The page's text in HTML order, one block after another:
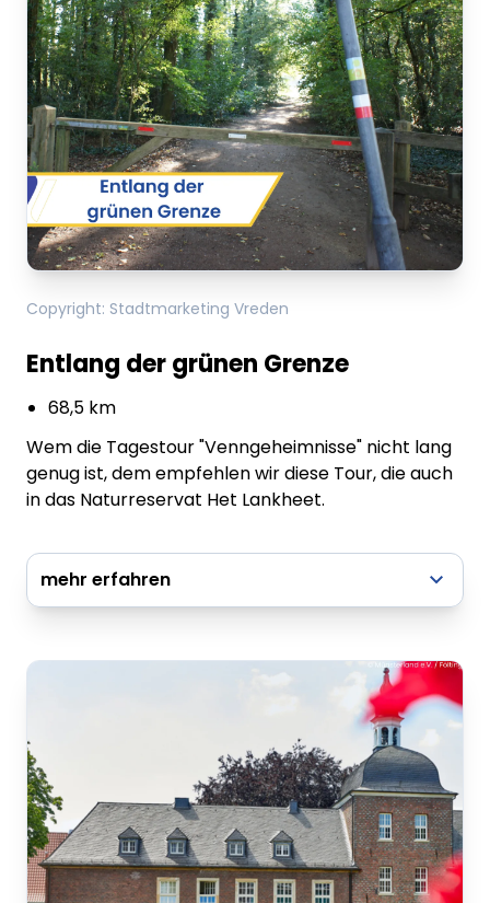
Copyright: Stadtmarketing Vreden
Entlang der grünen Grenze
68,5 km
Wem die Tagestour "Venngeheimnisse" nicht lang
genug ist, dem empfehlen wir diese Tour, die auch
in das Naturreservat Het Lankheet.
mehr erfahren
Radflyer - Entlang der grünen Grenze